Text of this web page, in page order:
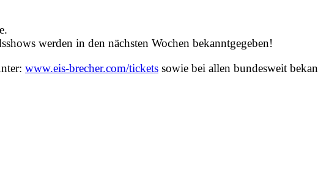
werden in den nächsten Wochen bekanntgegeben!
www.eis-brecher.com/tickets sowie bei allen bundesweit